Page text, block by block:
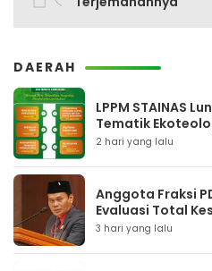
DAERAH
LPPM STAINAS
Tematik
2 hari yang lalu
Anggota Fraksi
Evaluasi Total
3 hari yang lalu